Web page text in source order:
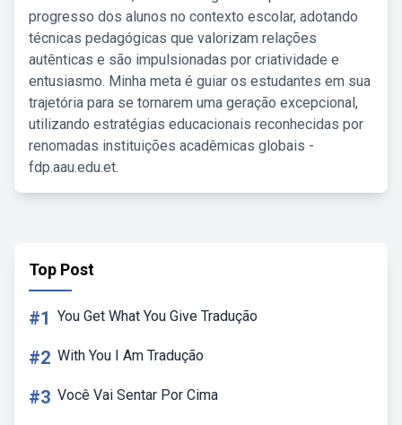
progresso dos alunos no contexto escolar, adotando
técnicas pedagógicas que valorizam relações
autênticas e são impulsionadas por criatividade e
entusiasmo. Minha meta é guiar os estudantes em sua
trajetória para se tornarem uma geração excepcional,
utilizando estratégias educacionais reconhecidas por
renomadas instituições acadêmicas globais -
fdp.aau.edu.et.
Top Post
#1 You Get What You Give Tradução
#2 With You I Am Tradução
#3 Você Vai Sentar Por Cima